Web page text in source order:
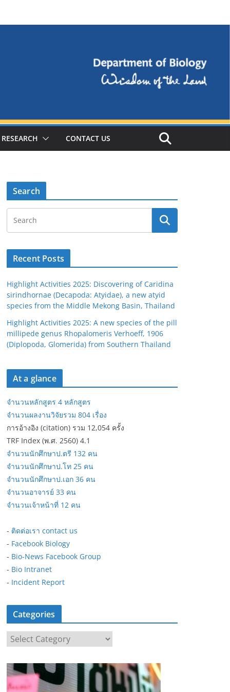
RESEARCH CONTACT US
Search
Recent Posts
Highlight Activities 2025: Discovering of Caridina
sirindhornae (Decapoda: Atyidae), a new atyid
species from the Middle Mekong Basin, Thailand
Highlight Activities 2025: A new species of the pill
millipede genus Rhopalomeris Verhoeff, 1906
(Diplopoda, Glomerida) from Southern Thailand
At a glance
จำนวนหลักสูตร 4 หลักสูตร
จำนวนผลงานวิจัยรวม 804 เรื่อง
การอ้างอิง (citation) รวม 12,054 ครั้ง
TRF Index (พ.ศ. 2560) 4.1
จำนวนนักศึกษาป.ตรี 132 คน
จำนวนนักศึกษาป.โท 25 คน
จำนวนนักศึกษาป.เอก 36 คน
จำนวนอาจารย์ 33 คน
จำนวนเจ้าหน้าที่ 12 คน
- ติดต่อเรา contact us
- Facebook Biology
- Bio-News Facebook Group
- Bio Intranet
- Incident Report
Categories
a
t
e
g